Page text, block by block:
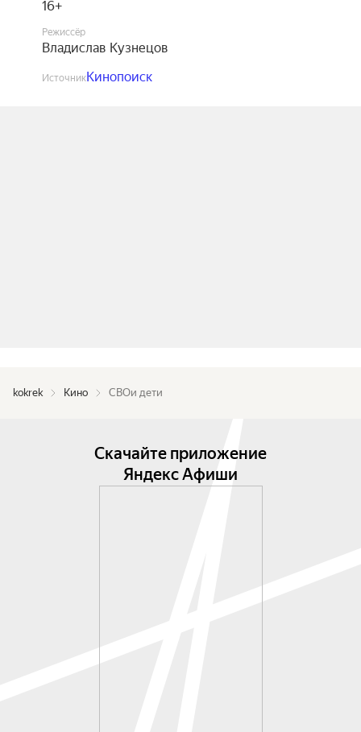
16+
Режиссёр
Владислав Кузнецов
ИсточникКинопоиск
kokrek Кино СВОи дети
Скачайте приложение
Яндекс Афиши